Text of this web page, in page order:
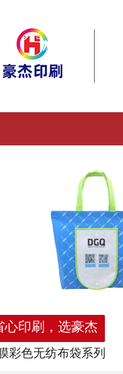
心印刷，选豪杰
彩色无纺布袋系列